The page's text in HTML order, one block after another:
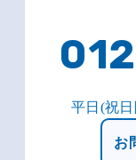
平日(祝日
お